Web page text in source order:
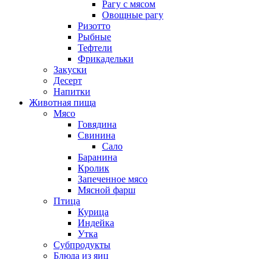
Рагу с мясом
Овощные рагу
Ризотто
Рыбные
Тефтели
Фрикадельки
Закуски
Десерт
Напитки
Животная пища
Мясо
Говядина
Свинина
Сало
Баранина
Кролик
Запеченное мясо
Мясной фарш
Птица
Курица
Индейка
Утка
Субпродукты
Блюда из яиц